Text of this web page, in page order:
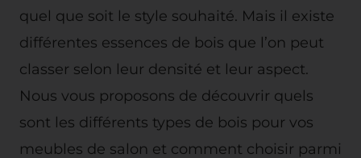
quel que soit le style souhaité. Mais il existe
différentes essences de bois que l’on peut
classer selon leur densité et leur aspect.
Nous vous proposons de découvrir quels
sont les différents types de bois pour vos
meubles de salon et comment choisir parmi